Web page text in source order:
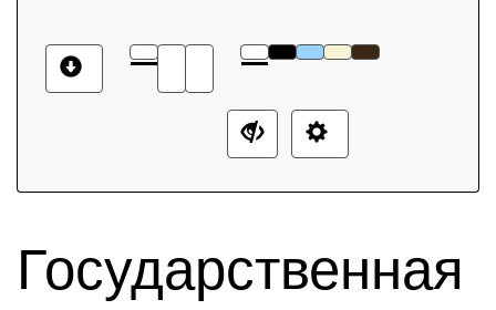
Государственная